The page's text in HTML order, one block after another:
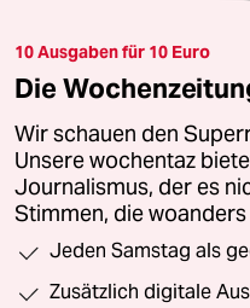
10 Ausgaben für 10 Euro
Die
Wir schauen den
Unsere wochentaz
Journalismus, der es
Stimmen, die
Jeden Samstag als
Zusätzlich digitale